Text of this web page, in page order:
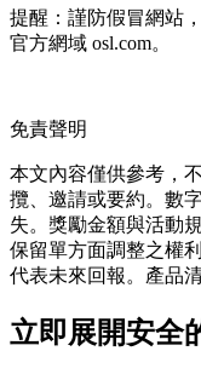
提醒：謹防假冒網站
官方網域 osl.com。
免責聲明
本文內容僅供參考，
攬、邀請或要約。數
失。獎勵金額與活動
保留單方面調整之權
代表未來回報。產品
立即展開安全